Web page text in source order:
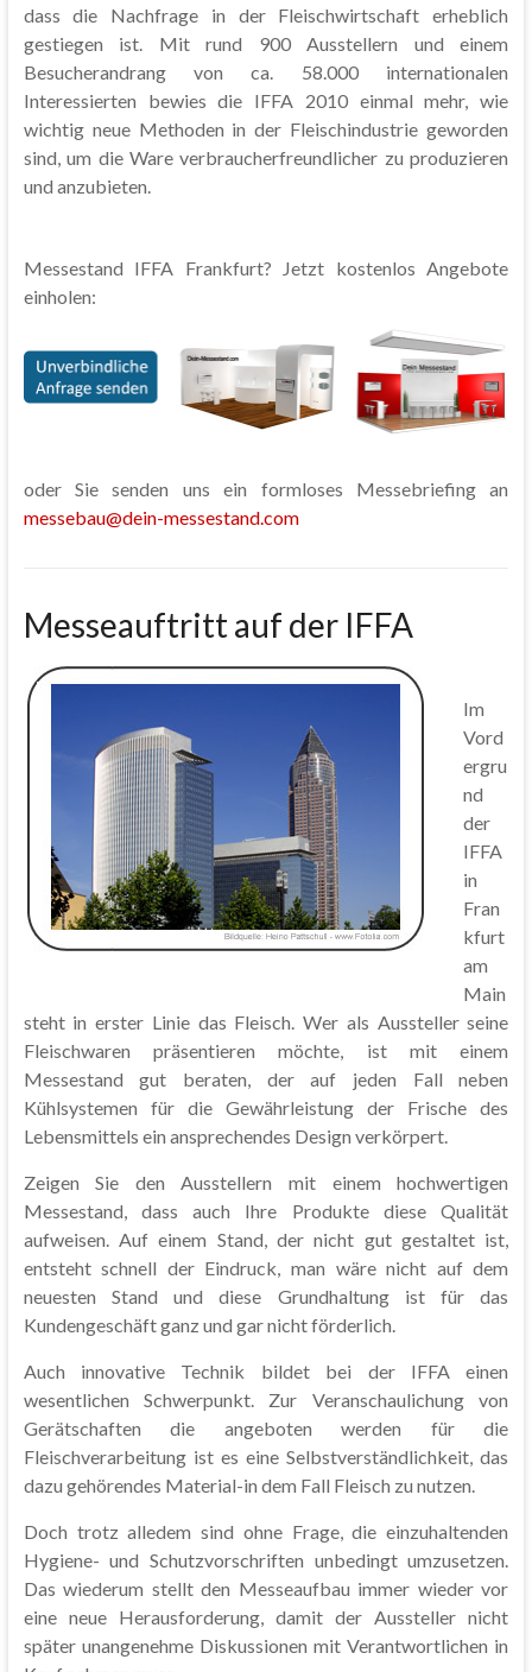
dass die Nachfrage in der Fleischwirtschaft erheblich
gestiegen ist. Mit rund 900 Ausstellern und einem
Besucherandrang von ca. 58.000 internationalen
Interessierten bewies die IFFA 2010 einmal mehr, wie
wichtig neue Methoden in der Fleischindustrie geworden
sind, um die Ware verbraucherfreundlicher zu produzieren
und anzubieten.
Messestand IFFA Frankfurt? Jetzt kostenlos Angebote
einholen:
oder Sie senden uns ein formloses Messebriefing an
messebau@dein-messestand.com
Messeauftritt auf der IFFA
Im
Vord
ergru
nd
der
IFFA
in
Fran
kfurt
am
Main
steht in erster Linie das Fleisch. Wer als Aussteller seine
Fleischwaren präsentieren möchte, ist mit einem
Messestand gut beraten, der auf jeden Fall neben
Kühlsystemen für die Gewährleistung der Frische des
Lebensmittels ein ansprechendes Design verkörpert.
Zeigen Sie den Ausstellern mit einem hochwertigen
Messestand, dass auch Ihre Produkte diese Qualität
aufweisen. Auf einem Stand, der nicht gut gestaltet ist,
entsteht schnell der Eindruck, man wäre nicht auf dem
neuesten Stand und diese Grundhaltung ist für das
Kundengeschäft ganz und gar nicht förderlich.
Auch innovative Technik bildet bei der IFFA einen
wesentlichen Schwerpunkt. Zur Veranschaulichung von
Gerätschaften die angeboten werden für die
Fleischverarbeitung ist es eine Selbstverständlichkeit, das
dazu gehörendes Material-in dem Fall Fleisch zu nutzen.
Doch trotz alledem sind ohne Frage, die einzuhaltenden
Hygiene- und Schutzvorschriften unbedingt umzusetzen.
Das wiederum stellt den Messeaufbau immer wieder vor
eine neue Herausforderung, damit der Aussteller nicht
später unangenehme Diskussionen mit Verantwortlichen in